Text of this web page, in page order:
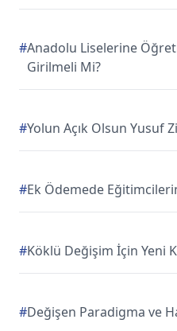
#Anadolu Liselerine
Girilmeli Mi?
#Yolun Açık Olsun Yusuf
#Ek Ödemede
#Köklü Değişim İçin Yeni
#Değişen Paradigma ve